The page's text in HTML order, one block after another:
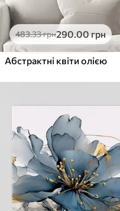
483.33грн290.00грн
Абстрактні квіти олією